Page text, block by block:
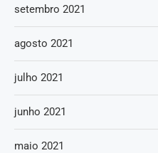
setembro 2021
agosto 2021
julho 2021
junho 2021
maio 2021